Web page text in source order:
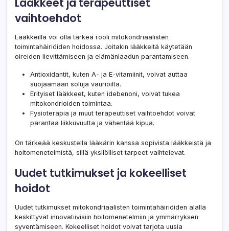
vaihtoehdot
Lääkkeillä voi olla tärkeä rooli mitokondriaalisten
toimintahäiriöiden hoidossa. Joitakin lääkkeitä käytetään
oireiden lievittämiseen ja elämänlaadun parantamiseen.
Antioxidantit, kuten A- ja E-vitamiinit, voivat auttaa
suojaamaan soluja vaurioilta.
Erityiset lääkkeet, kuten idebenoni, voivat tukea
mitokondrioiden toimintaa.
Fysioterapia ja muut terapeuttiset vaihtoehdot voivat
parantaa liikkuvuutta ja vähentää kipua.
On tärkeää keskustella lääkärin kanssa sopivista lääkkeistä ja
hoitomenetelmistä, sillä yksilölliset tarpeet vaihtelevat.
Uudet tutkimukset ja kokeelliset
hoidot
Uudet tutkimukset mitokondriaalisten toimintahäiriöiden alalla
keskittyvät innovatiivisiin hoitomenetelmiin ja ymmärryksen
syventämiseen. Kokeelliset hoidot voivat tarjota uusia